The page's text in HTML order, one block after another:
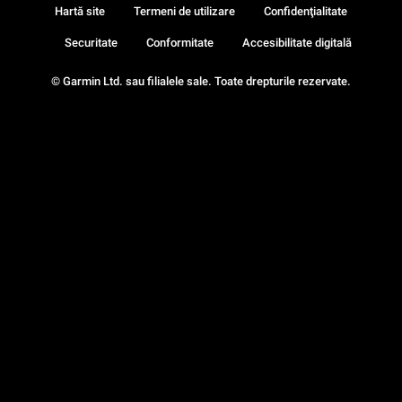
© Garmin Ltd. sau filialele sale. Toate drepturile rezervate.
Hartă site Termeni de utilizare Confidenţialitate
Securitate Conformitate Accesibilitate digitală